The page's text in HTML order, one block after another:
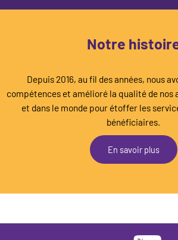
Notre
Depuis 2016, au fil des années, nous
compétences et amélioré la qualité de nos
et dans le monde pour étoffer les
bénéficiaires.
En savoir plus